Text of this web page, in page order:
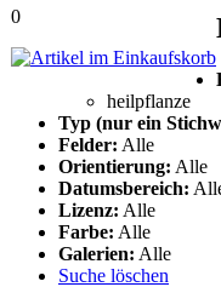
0
heilpflanze
Typ (nur ein
Felder: Alle
Orientierung: Alle
Datumsbereich:
Lizenz: Alle
Farbe: Alle
Galerien: Alle
Suche löschen